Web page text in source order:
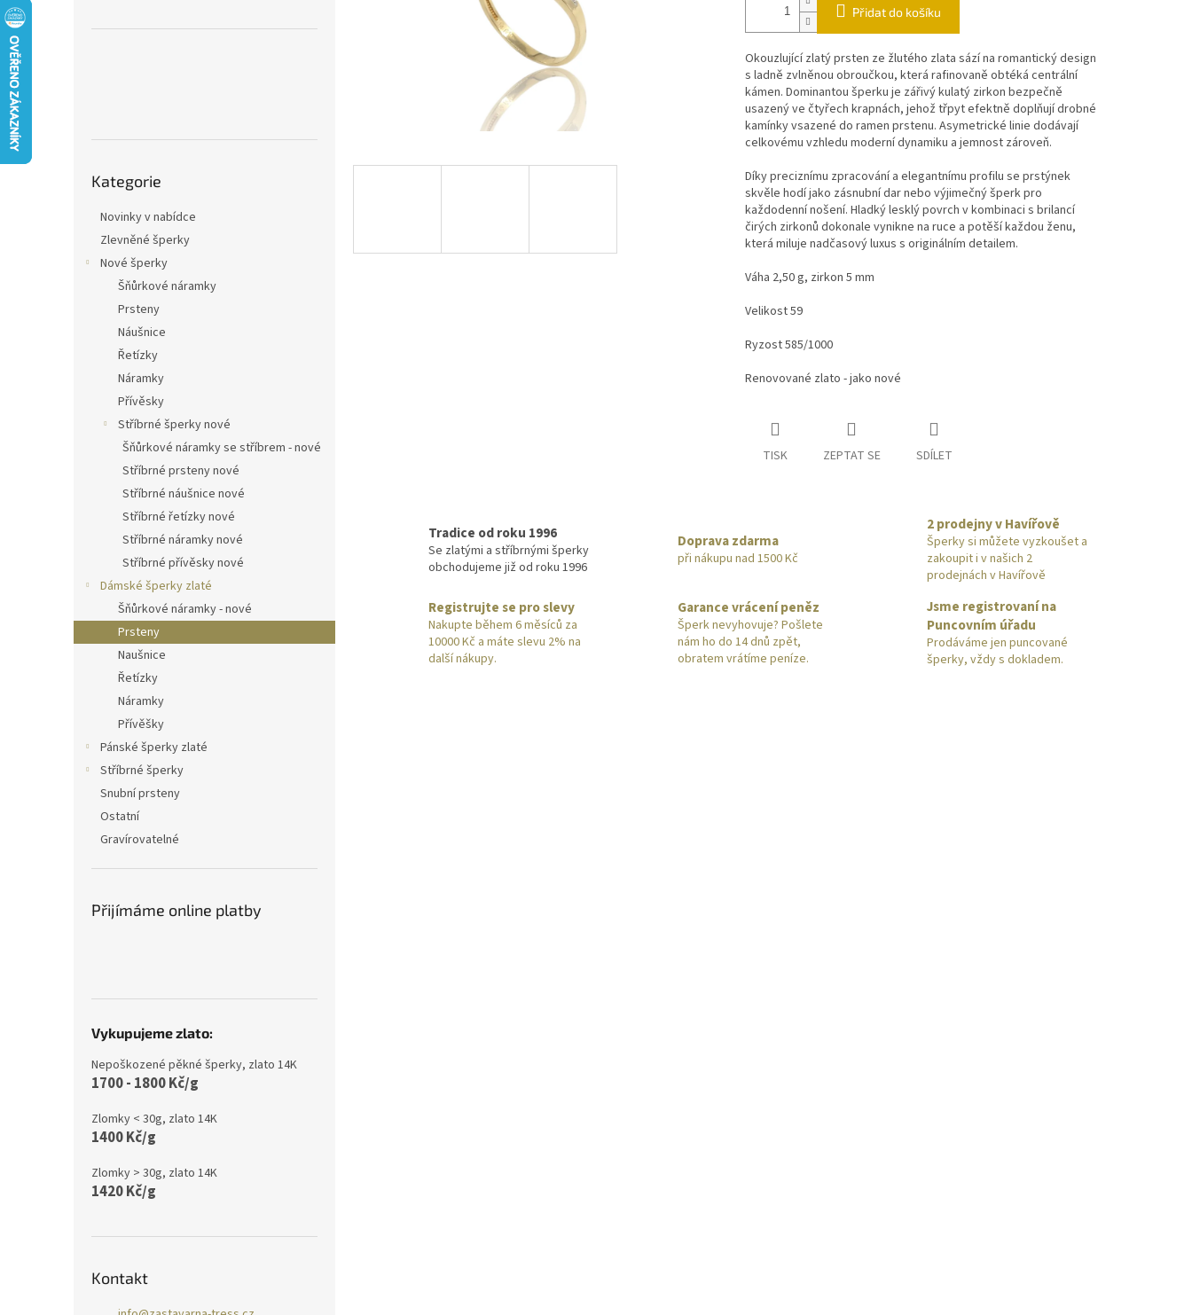
kategorie
Kategorie
Novinky v nabídce
Zlevněné šperky
Nové šperky
Šňůrkové náramky
Prsteny
Náušnice
Řetízky
Náramky
Přívěsky
Stříbrné šperky nové
Šňůrkové náramky se stříbrem - nové
Stříbrné prsteny nové
Stříbrné náušnice nové
Stříbrné řetízky nové
Stříbrné náramky nové
Stříbrné přívěsky nové
Dámské šperky zlaté
Šňůrkové náramky - nové
Prsteny
Naušnice
Řetízky
Náramky
Přívěšky
Pánské šperky zlaté
Stříbrné šperky
Snubní prsteny
Ostatní
Gravírovatelné
Přijímáme online platby
Vykupujeme zlato:
Nepoškozené pěkné šperky, zlato 14K
1700 - 1800 Kč/g
Zlomky < 30g, zlato 14K
1400 Kč/g
Zlomky > 30g, zlato 14K
1420 Kč/g
Kontakt
Přidat do košíku
Okouzlující zlatý prsten ze žlutého zlata sází na romantický design
s ladně zvlněnou obroučkou, která rafinovaně obtéká centrální
kámen. Dominantou šperku je zářivý kulatý zirkon bezpečně
usazený ve čtyřech krapnách, jehož třpyt efektně doplňují drobné
kamínky vsazené do ramen prstenu. Asymetrické linie dodávají
celkovému vzhledu moderní dynamiku a jemnost zároveň.
Díky preciznímu zpracování a elegantnímu profilu se prstýnek
skvěle hodí jako zásnubní dar nebo výjimečný šperk pro
každodenní nošení. Hladký lesklý povrch v kombinaci s brilancí
čirých zirkonů dokonale vynikne na ruce a potěší každou ženu,
která miluje nadčasový luxus s originálním detailem.
Váha 2,50 g, zirkon 5 mm
Velikost 59
Ryzost 585/1000
Renovované zlato - jako nové
TISK ZEPTAT SE SDÍLET
Tradice od roku 1996
Se zlatými a stříbrnými šperky
obchodujeme již od roku 1996
Doprava zdarma
při nákupu nad 1500 Kč
2 prodejny v Havířově
Šperky si můžete vyzkoušet a
zakoupit i v našich 2
prodejnách v Havířově
Registrujte se pro slevy
Nakupte během 6 měsíců za
10000 Kč a máte slevu 2% na
další nákupy.
Garance vrácení peněz
Šperk nevyhovuje? Pošlete
nám ho do 14 dnů zpět,
obratem vrátíme peníze.
Jsme registrovaní na
Puncovním úřadu
Prodáváme jen puncované
šperky, vždy s dokladem.